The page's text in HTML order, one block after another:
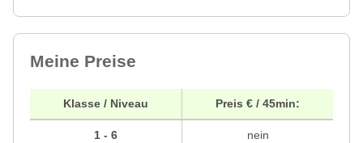
Meine Preise
Klasse / Niveau
1 - 6
Preis € / 45min:
nein